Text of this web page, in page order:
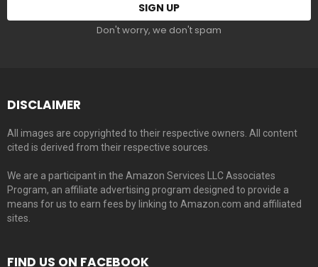
Don't worry, we don't spam
DISCLAIMER
All images are copyrighted to their respective owners. All content
cited is derived from their respective sources.
We are a participant in the Amazon Services LLC Associates
Program, an affiliate advertising program designed to provide a
means for us to earn fees by linking to Amazon.com and affiliated
sites.
FIND US ON FACEBOOK